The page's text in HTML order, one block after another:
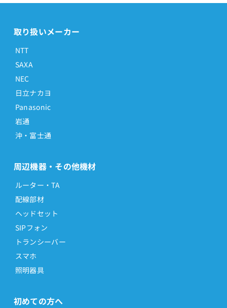
取り扱いメーカー
NTT
SAXA
NEC
日立ナカヨ
Panasonic
岩通
沖・富士通
周辺機器・その他機材
ルーター・TA
配線部材
ヘッドセット
SIPフォン
トランシーバー
スマホ
照明器具
初めての方へ